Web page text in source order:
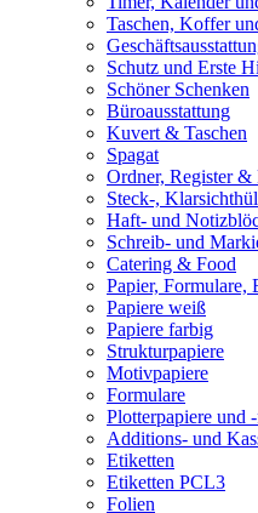
Taschen, Koffer
Schutz und Erste
Schöner Schenken
Büroausstattung
Kuvert & Taschen
Spagat
Ordner, Register &
Steck-,
Haft- und
Schreib- und
Catering & Food
Papier, Formulare,
Papiere weiß
Papiere farbig
Strukturpapiere
Motivpapiere
Formulare
Plotterpapiere und
Additions- und
Etiketten
Etiketten PCL3
Folien